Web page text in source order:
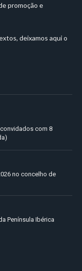
promoção e
deixamos aqui o
com 8
no concelho de
Península Ibérica